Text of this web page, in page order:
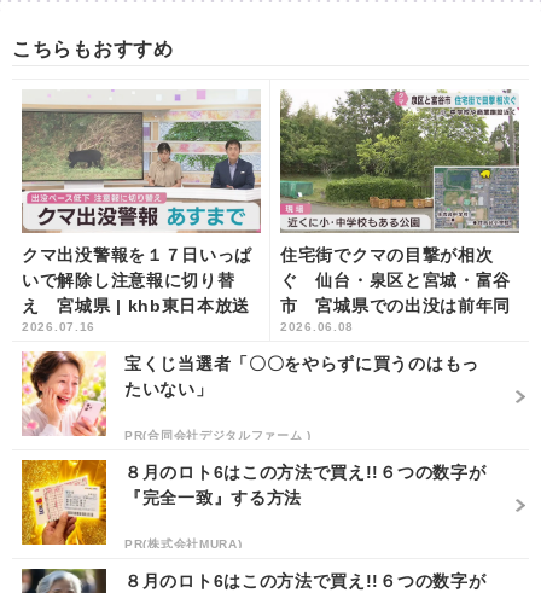
こちらもおすすめ
クマ出没警報を１７日いっぱ
いで解除し注意報に切り替
え 宮城県 | khb東日本放送
2026.07.16
住宅街でクマの目撃が相次
ぐ 仙台・泉区と宮城・富谷
市 宮城県での出没は前年同
時期の３倍超 | khb東日本放
送
2026.06.08
宝くじ当選者「〇〇をやらずに買うのはもっ
たいない」
PR(合同会社デジタルファーム )
８月のロト6はこの方法で買え!!６つの数字が
『完全一致』する方法
PR(株式会社MURA)
８月のロト6はこの方法で買え!!６つの数字が